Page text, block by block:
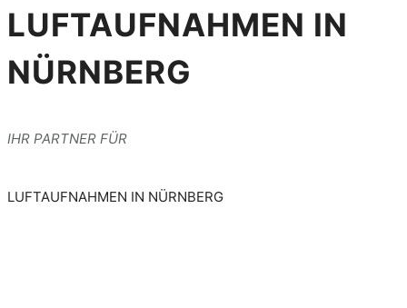
LUFTAUFNAHMEN IN
NÜRNBERG
IHR PARTNER FÜR
LUFTAUFNAHMEN IN NÜRNBERG